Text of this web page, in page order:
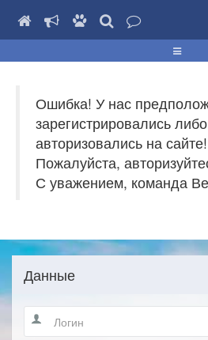
Ошибка! У нас
зарегистрировались
авторизовались на сайте!
Пожалуйста,
С уважением, команда
Данные